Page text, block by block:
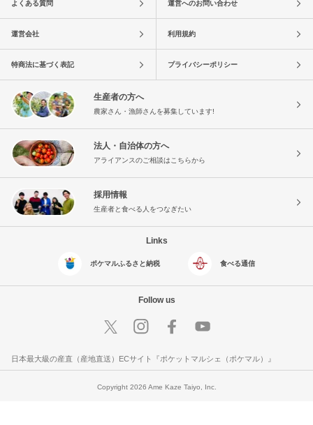
よくある質問 運営へのお問い合わせ
運営会社 利用規約
特商法に基づく表記 プライバシーポリシー
生産者の方へ
農家さん・漁師さんを募集しています!
法人・自治体の方へ
アライアンスのご相談はこちらから
採用情報
生産者と食べる人をつなぎたい
Links
ポケマルふるさと納税 食べる通信
Follow us
日本最大級の産直（産地直送）ECサイト『ポケットマルシェ（ポケマル）』
Copyright 2026 Ame Kaze Taiyo, Inc.